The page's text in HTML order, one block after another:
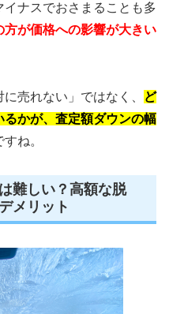
ナスでおさまることも多
が価格への影響が大きい
売れない」ではなく、
ど
かが、査定額ダウンの幅
ね。
難しい？高額な脱
メリット